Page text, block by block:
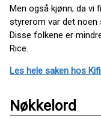
Men også kjønn; da vi
styrerom var det
Disse folkene er
Rice.
Les hele saken hos
Nøkkelord